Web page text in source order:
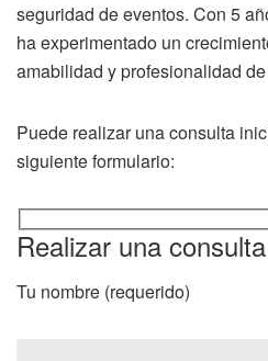
seguridad de eventos. Con 5
ha experimentado un
amabilidad y profesionalidad
Puede realizar una consulta
siguiente formulario:
Realizar una consulta
Tu nombre (requerido)